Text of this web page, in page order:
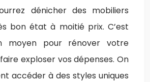
dénicher des mobiliers
bon état à moitié prix. C’est
moyen pour rénover votre
exploser vos dépenses. On
accéder à des styles uniques